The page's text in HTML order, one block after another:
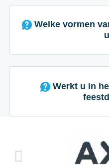
Welke vormen van betaling accepteert
Werkt u in het weekend en op